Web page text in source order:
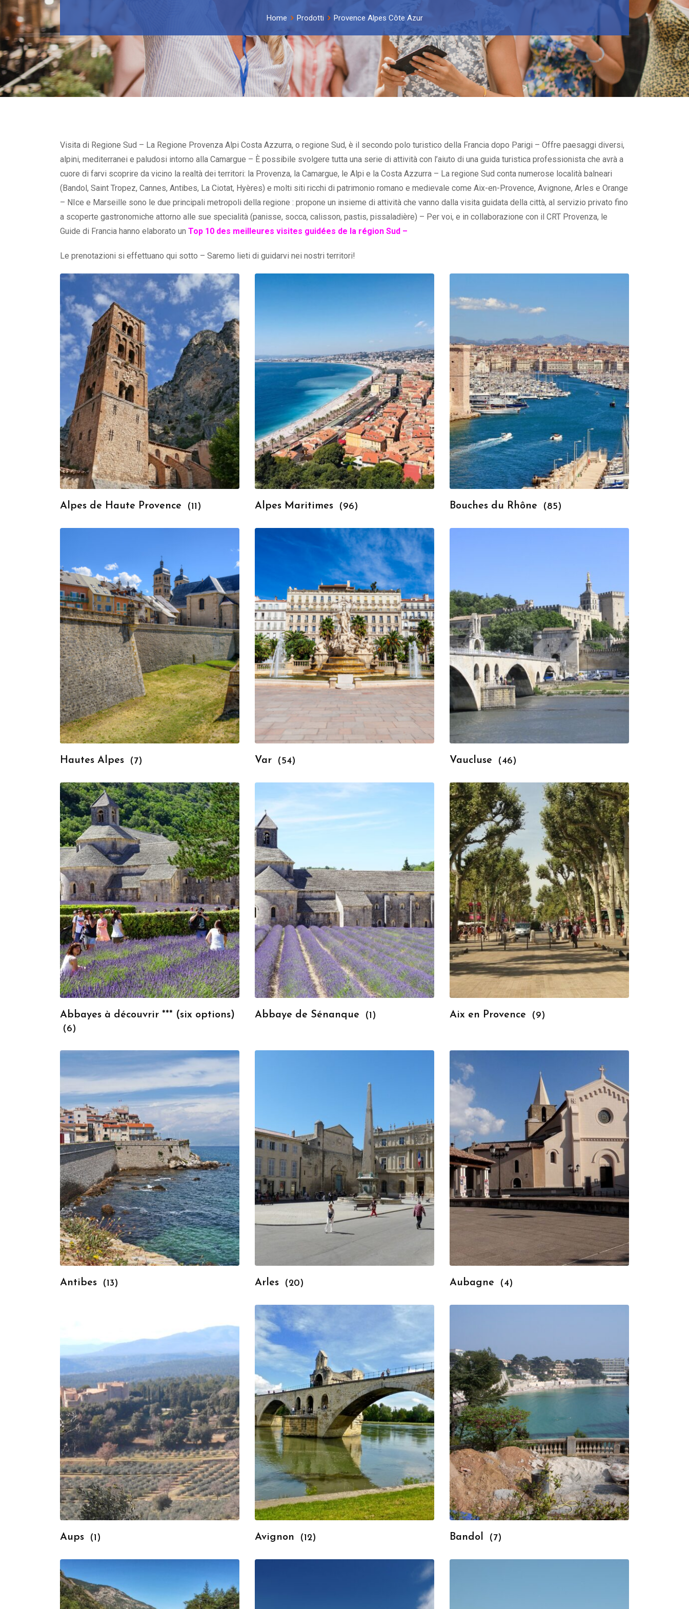
Home Prodotti Provence Alpes Côte Azur
Visita di Regione Sud – La Regione Provenza Alpi Costa Azzurra, o regione Sud, è il secondo polo turistico della Francia dopo Parigi – Offre paesaggi diversi,
alpini, mediterranei e paludosi intorno alla Camargue – È possibile svolgere tutta una serie di attività con l’aiuto di una guida turistica professionista che avrà a
cuore di farvi scoprire da vicino la realtà dei territori: la Provenza, la Camargue, le Alpi e la Costa Azzurra – La regione Sud conta numerose località balneari
(Bandol, Saint Tropez, Cannes, Antibes, La Ciotat, Hyères) e molti siti ricchi di patrimonio romano e medievale come Aix-en-Provence, Avignone, Arles e Orange
– NIce e Marseille sono le due principali metropoli della regione : propone un insieme di attività che vanno dalla visita guidata della città, al servizio privato fino
a scoperte gastronomiche attorno alle sue specialità (panisse, socca, calisson, pastis, pissaladière) – Per voi, e in collaborazione con il CRT Provenza, le
Guide di Francia hanno elaborato un Top 10 des meilleures visites guidées de la région Sud –
Le prenotazioni si effettuano qui sotto – Saremo lieti di guidarvi nei nostri territori!
Alpes de Haute Provence (11) Alpes Maritimes (96) Bouches du Rhône (85)
Hautes Alpes (7) Var (54) Vaucluse (46)
Abbayes à découvrir *** (six options)
(6)
Abbaye de Sénanque (1) Aix en Provence (9)
Antibes (13) Arles (20) Aubagne (4)
Aups (1) Avignon (12) Bandol (7)